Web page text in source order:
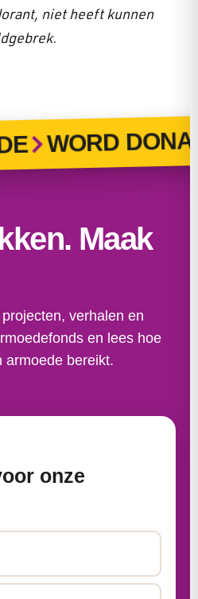
niet heeft kunnen
WORD
Maak
verhalen en
en lees hoe
armoede bereikt.
onze